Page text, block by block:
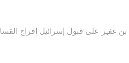
غفير على قبول إسرائيل إفراج